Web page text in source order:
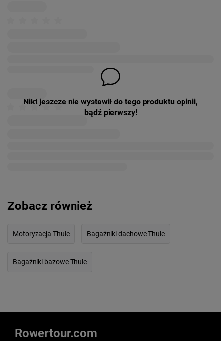
Nikt jeszcze nie wystawił do tego produktu opinii,
bądź pierwszy!
Zobacz również
Motoryzacja Thule Bagażniki dachowe Thule
Bagażniki bazowe Thule
Rowertour.com